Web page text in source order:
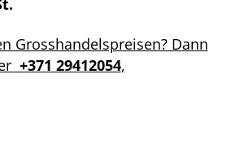
Grosshandelspreisen? Dann
+371 29412054,